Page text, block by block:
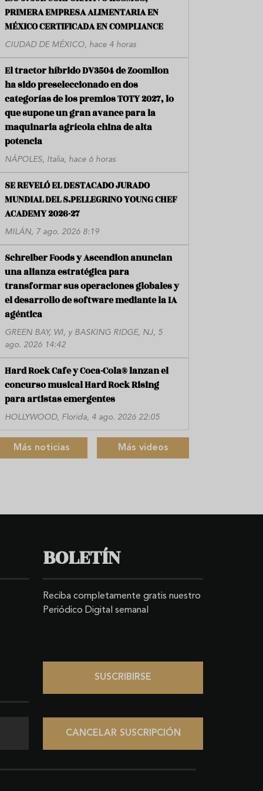
PRIMERA EMPRESA ALIMENTARIA EN
MÉXICO CERTIFICADA EN COMPLIANCE
CIUDAD DE MÉXICO, hace 4 horas
El tractor híbrido DV3504 de Zoomlion
ha sido preseleccionado en dos
categorías de los premios TOTY 2027, lo
que supone un gran avance para la
maquinaria agrícola china de alta
potencia
NÁPOLES, Italia, hace 6 horas
SE REVELÓ EL DESTACADO JURADO
MUNDIAL DEL S.PELLEGRINO YOUNG CHEF
ACADEMY 2026-27
MILÁN, 7 ago. 2026 8:19
Schreiber Foods y Ascendion anuncian
una alianza estratégica para
transformar sus operaciones globales y
el desarrollo de software mediante la IA
agéntica
GREEN BAY, WI, y BASKING RIDGE, NJ, 5
ago. 2026 14:42
Hard Rock Cafe y Coca-Cola® lanzan el
concurso musical Hard Rock Rising
para artistas emergentes
HOLLYWOOD, Florida, 4 ago. 2026 22:05
Más noticias Más videos
BOLETÍN
Reciba completamente gratis nuestro
Periódico Digital semanal
SUSCRIBIRSE
CANCELAR SUSCRIPCIÓN